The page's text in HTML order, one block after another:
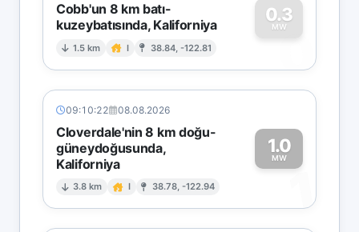
Cobb'un 8 km batı-
kuzeybatısında, Kaliforniya
1.5 km I 38.84, -122.81
0.3
MW
0
09:10:22 08.08.2026
Cloverdale'nin 8 km doğu-
güneydoğusunda,
Kaliforniya
3.8 km I 38.78, -122.94
1.0
MW
1